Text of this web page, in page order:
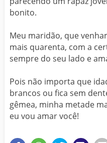
bonito.
Meu maridão, que
mais quarenta, com a
sempre do seu lado e
Pois não importa que
brancos ou fica sem
gêmea, minha metade
eu vou amar você!